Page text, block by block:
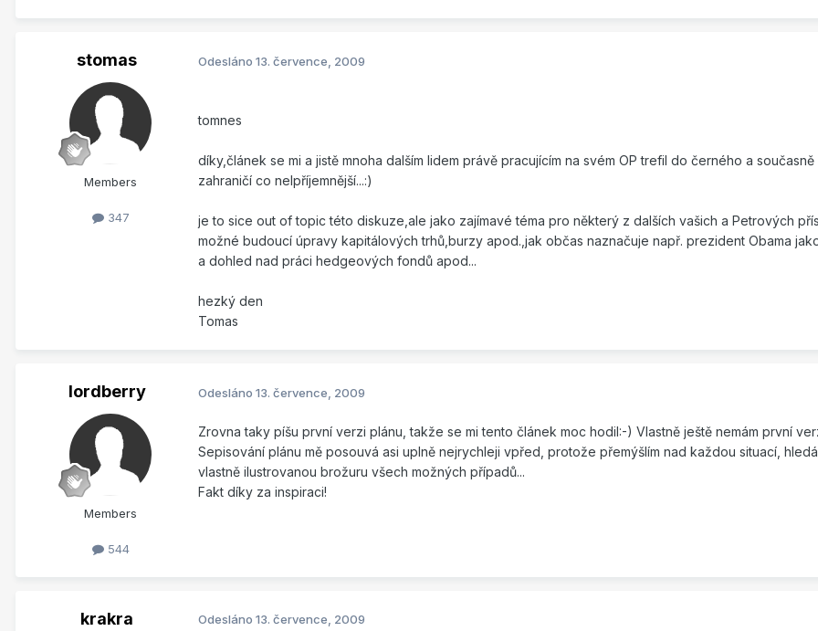
stomas
Members
347
Odesláno 13. července, 2009
tomnes
díky,článek se mi a jistě mnoha dalším lidem právě pracujícím na svém OP trefil do černého a
zahraničí co nelpříjemnější...:)
je to sice out of topic této diskuze,ale jako zajímavé téma pro některý z dalších vašich a Petrových
možné budoucí úpravy kapitálových trhů,burzy apod.,jak občas naznačuje např. prezident Obama
a dohled nad práci hedgeových fondů apod...
hezký den
Tomas
lordberry
Members
544
Odesláno 13. července, 2009
Zrovna taky píšu první verzi plánu, takže se mi tento článek moc hodil:-) Vlastně ještě nemám první
Sepisování plánu mě posouvá asi uplně nejrychleji vpřed, protože přemýšlím nad každou situací,
vlastně ilustrovanou brožuru všech možných případů...
Fakt díky za inspiraci!
krakra Odesláno 13. července, 2009